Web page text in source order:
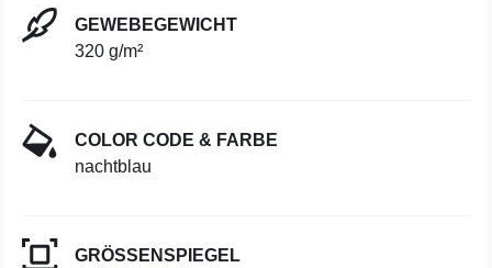
GEWEBEGEWICHT
320 g/m²
COLOR CODE & FARBE
nachtblau
GRÖSSENSPIEGEL